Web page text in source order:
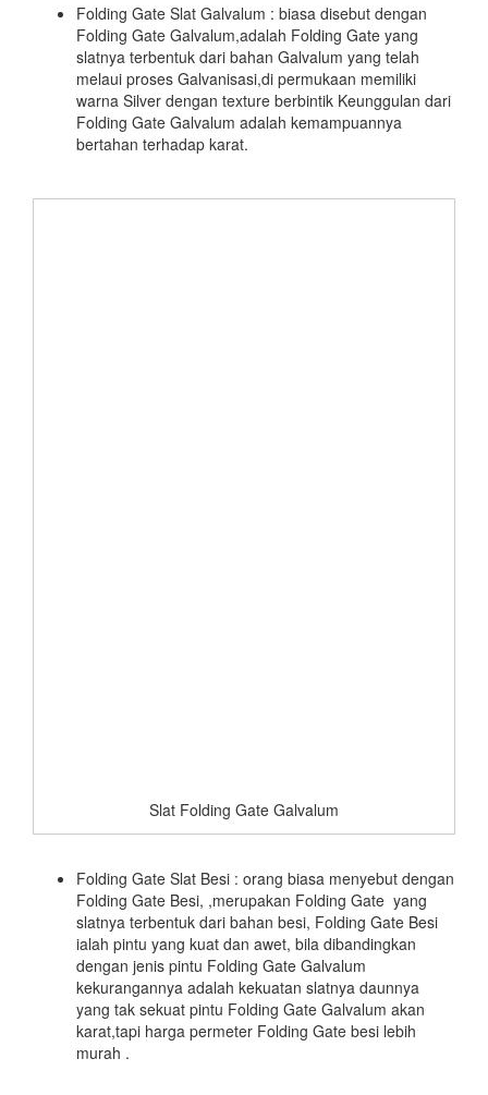
Folding Gate Slat Galvalum : biasa disebut dengan
Folding Gate Galvalum,adalah Folding Gate yang
slatnya terbentuk dari bahan Galvalum yang telah
melaui proses Galvanisasi,di permukaan memiliki
warna Silver dengan texture berbintik Keunggulan dari
Folding Gate Galvalum adalah kemampuannya
bertahan terhadap karat.
Slat Folding Gate Galvalum
Folding Gate Slat Besi : orang biasa menyebut dengan
Folding Gate Besi, ,merupakan Folding Gate yang
slatnya terbentuk dari bahan besi, Folding Gate Besi
ialah pintu yang kuat dan awet, bila dibandingkan
dengan jenis pintu Folding Gate Galvalum
kekurangannya adalah kekuatan slatnya daunnya
yang tak sekuat pintu Folding Gate Galvalum akan
karat,tapi harga permeter Folding Gate besi lebih
murah .